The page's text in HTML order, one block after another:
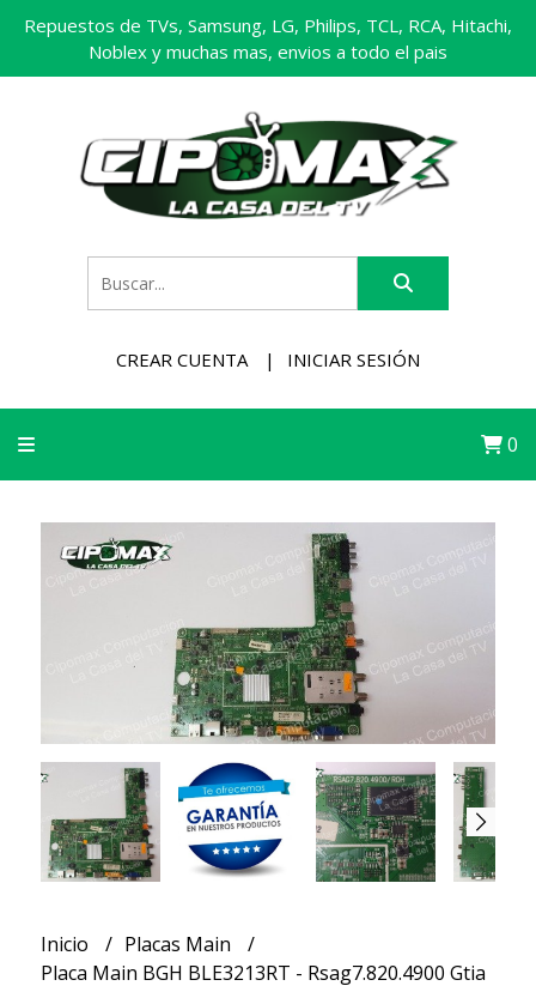
Repuestos de TVs, Samsung, LG, Philips, TCL, RCA, Hitachi,
Noblex y muchas mas, envios a todo el pais
CREAR CUENTA INICIAR SESIÓN
0
Inicio
Placas Main
Placa Main BGH BLE3213RT - Rsag7.820.4900 Gtia